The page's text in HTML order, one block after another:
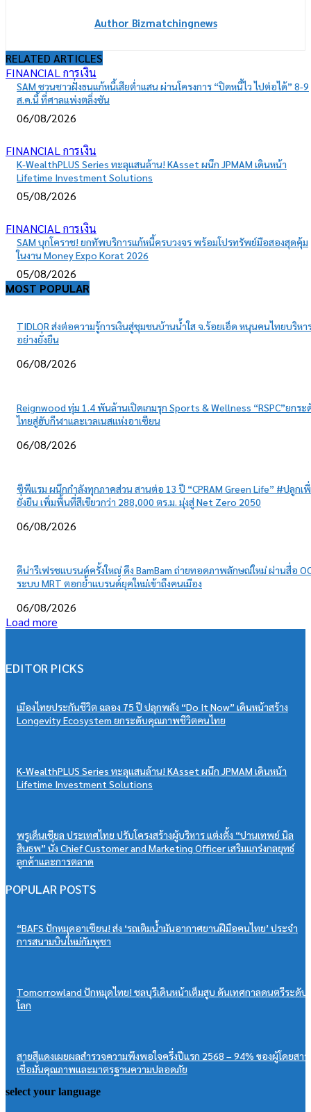
Author Bizmatchingnews
RELATED ARTICLES
FINANCIAL การเงิน
SAM ชวนชาวฝั่งธนแก้หนี้เสียต่ำแสน ผ่านโครงการ “ปิดหนี้ไว ไปต่อได้” 8-9
ส.ค.นี้ ที่ศาลแพ่งตลิ่งชัน
06/08/2026
FINANCIAL การเงิน
K-WealthPLUS Series ทะลุแสนล้าน! KAsset ผนึก JPMAM เดินหน้า
Lifetime Investment Solutions
05/08/2026
FINANCIAL การเงิน
SAM บุกโคราช! ยกทัพบริการแก้หนี้ครบวงจร พร้อมโปรทรัพย์มือสองสุดคุ้ม
ในงาน Money Expo Korat 2026
05/08/2026
MOST POPULAR
TIDLOR ส่งต่อความรู้การเงินสู่ชุมชนบ้านน้ำใส จ.ร้อยเอ็ด หนุนคนไทยบริหา
อย่างยั่งยืน
06/08/2026
Reignwood ทุ่ม 1.4 พันล้านเปิดเกมรุก Sports & Wellness “RSPC”ยกระ
ไทยสู่ฮับกีฬาและเวลเนสแห่งอาเซียน
06/08/2026
ซีพีแรม ผนึกกำลังทุกภาคส่วน สานต่อ 13 ปี “CPRAM Green Life” #ปลูกเ
ยั่งยืน เพิ่มพื้นที่สีเขียวกว่า 288,000 ตร.ม. มุ่งสู่ Net Zero 2050
06/08/2026
ดีน่ารีเฟรชแบรนด์ครั้งใหญ่ ดึง BamBam ถ่ายทอดภาพลักษณ์ใหม่ ผ่านสื่อ
ระบบ MRT ตอกย้ำแบรนด์ยุคใหม่เข้าถึงคนเมือง
06/08/2026
Load more
EDITOR PICKS
เมืองไทยประกันชีวิต ฉลอง 75 ปี ปลุกพลัง “Do It Now” เดินหน้าสร้าง
Longevity Ecosystem ยกระดับคุณภาพชีวิตคนไทย
K-WealthPLUS Series ทะลุแสนล้าน! KAsset ผนึก JPMAM เดินหน้า
Lifetime Investment Solutions
พรูเด็นเชียล ประเทศไทย ปรับโครงสร้างผู้บริหาร แต่งตั้ง “ปานเทพย์ นิล
สินธพ” นั่ง Chief Customer and Marketing Officer เสริมแกร่งกลยุทธ์
ลูกค้าและการตลาด
POPULAR POSTS
“BAFS ปักหมุดอาเซียน! ส่ง ‘รถเติมน้ำมันอากาศยานฝีมือคนไทย’ ประจำ
การสนามบินใหม่กัมพูชา
Tomorrowland ปักหมุดไทย! ชลบุรีเดินหน้าเต็มสูบ ดันเทศกาลดนตรีระดับ
โลก
สายสีแดงเผยผลสำรวจความพึงพอใจครึ่งปีแรก 2568 – 94% ของผู้โดยสาร
เชื่อมั่นคุณภาพและมาตรฐานความปลอดภัย
select your language